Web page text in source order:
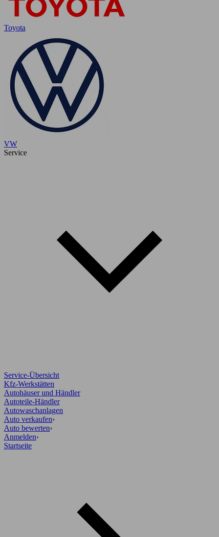
Toyota
VW
Service
Service-Übersicht
Kfz-Werkstätten
Autohäuser und Händler
Autoteile-Händler
Autowaschanlagen
Auto verkaufen›
Auto bewerten›
Anmelden›
Startseite